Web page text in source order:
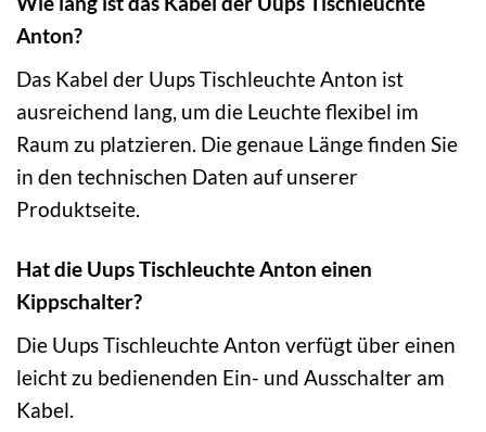
Anton?
Das Kabel der Uups Tischleuchte Anton ist
ausreichend lang, um die Leuchte flexibel im
Raum zu platzieren. Die genaue Länge finden Sie
in den technischen Daten auf unserer
Produktseite.
Hat die Uups Tischleuchte Anton einen
Kippschalter?
Die Uups Tischleuchte Anton verfügt über einen
leicht zu bedienenden Ein- und Ausschalter am
Kabel.